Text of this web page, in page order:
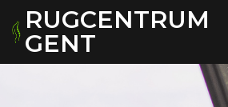
RUGCENTRUM
GENT